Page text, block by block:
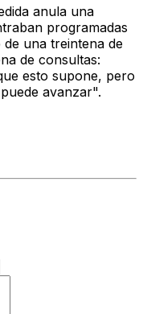
anula una
programadas
una treintena de
de consultas:
esto supone, pero
avanzar".